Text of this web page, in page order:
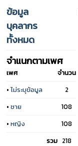
ข้อมูล
บุคลากร
ทั้งหมด
จำแนกตามเพศ
เพศ
จำนวน
• ไม่ระบุข้อมูล
2
• ชาย
108
• หญิง
108
รวม 218